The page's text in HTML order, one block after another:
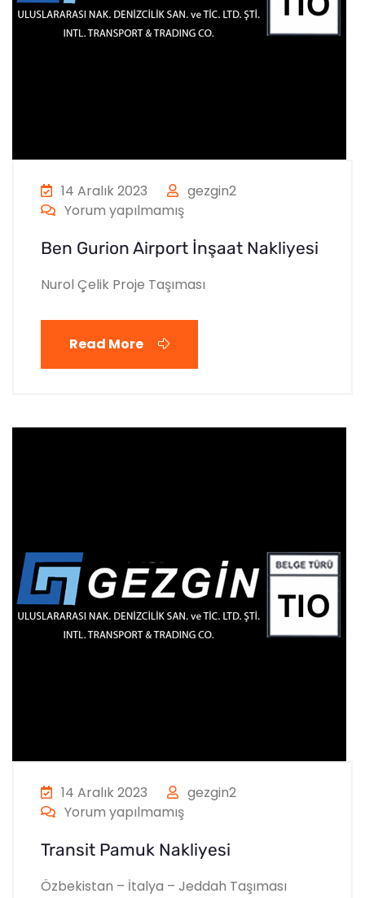
14 Aralık 2023
gezgin2
Yorum yapılmamış
Ben Gurion Airport İnşaat Nakliyesi
Nurol Çelik Proje Taşıması
Read More
14 Aralık 2023
gezgin2
Yorum yapılmamış
Transit Pamuk Nakliyesi
Özbekistan – İtalya – Jeddah Taşıması